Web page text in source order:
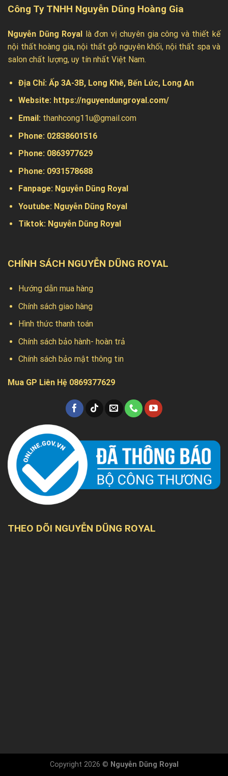
Công Ty TNHH Nguyễn Dũng Hoàng Gia
Nguyễn Dũng Royal là đơn vị chuyên gia công và thiết kế
nội thất hoàng gia, nội thất gỗ nguyên khối, nội thất spa và
salon chất lượng, uy tín nhất Việt Nam.
Địa Chỉ: Ấp 3A-3B, Long Khê, Bến Lức, Long An
Website: https://nguyendungroyal.com/
Email: thanhcong11u@gmail.com
Phone: 02838601516
Phone: 0863977629
Phone: 0931578688
Fanpage: Nguyễn Dũng Royal
Youtube: Nguyễn Dũng Royal
Tiktok: Nguyễn Dũng Royal
CHÍNH SÁCH NGUYỄN DŨNG ROYAL
Hướng dẫn mua hàng
Chính sách giao hàng
Hình thức thanh toán
Chính sách bảo hành- hoàn trả
Chính sách bảo mật thông tin
Mua GP Liên Hệ 0869377629
THEO DÕI NGUYỄN DŨNG ROYAL
Copyright 2026 © Nguyễn Dũng Royal